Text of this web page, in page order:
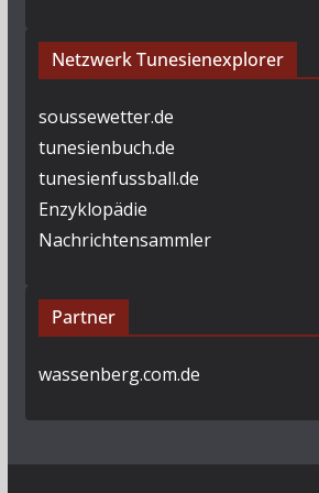
Netzwerk Tunesienexplorer
soussewetter.de
tunesienbuch.de
tunesienfussball.de
Enzyklopädie
Nachrichtensammler
Partner
wassenberg.com.de